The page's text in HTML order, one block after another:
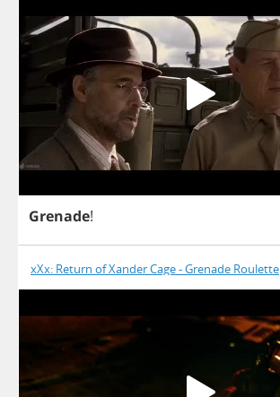
Grenade!
xXx: Return of Xander Cage - Grenade Roulette